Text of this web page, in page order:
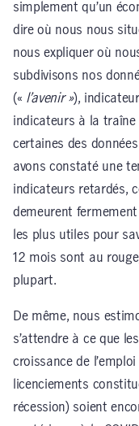
simplement qu’un
dire où nous nous
nous expliquer où
subdivisons nos
(« l’avenir »),
indicateurs à la traîne
certaines des
avons constaté une
indicateurs retardés,
demeurent
les plus utiles pour
12 mois sont au
plupart.
De même, nous
s’attendre à ce que
croissance de
licenciements
récession) soient